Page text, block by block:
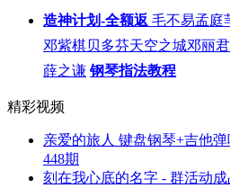
造神计划-全额返 毛不易孟庭
邓紫棋贝多芬天空之城邓丽君
薛之谦 钢琴指法教程
精彩视频
亲爱的旅人 键盘钢琴+吉他
448期
刻在我心底的名字 - 群活动成